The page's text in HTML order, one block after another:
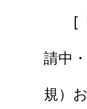
[「
請中
規）